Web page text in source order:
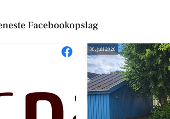
Facebookopslag
30. juli 2026